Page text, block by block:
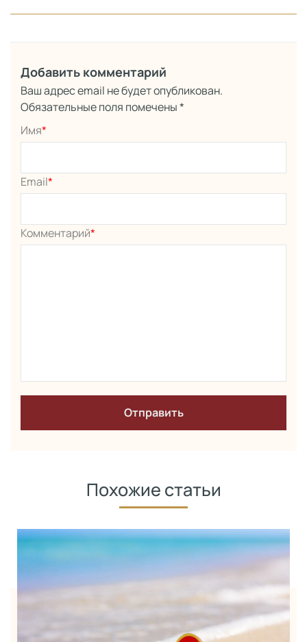
Добавить комментарий
Ваш адрес email не будет опубликован.
Обязательные поля помечены*
Имя*
Email*
Комментарий*
Похожие статьи